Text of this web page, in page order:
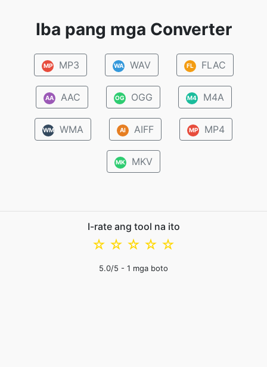
Iba pang mga Converter
MP MP3 WA WAV FL FLAC
AA AAC OG OGG M4 M4A
WM WMA AI AIFF MP MP4
MK MKV
I-rate ang tool na ito
☆
☆
☆
☆
☆
5.0/5 - 1 mga boto